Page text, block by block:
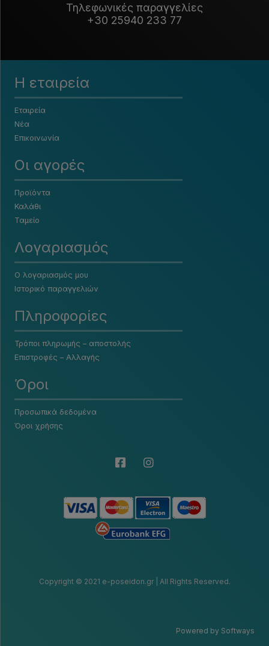
Τηλεφωνικές παραγγελίες
+30 25940 233 77
Η εταιρεία
Εταιρεία
Νέα
Επικοινωνία
Οι αγορές
Προϊόντα
Καλάθι
Ταμείο
Λογαριασμός
Ο λογαριασμός μου
Ιστορικό παραγγελιών
Πληροφορίες
Τρόποι πληρωμής – αποστολής
Επιστροφές – Αλλαγής
Όροι
Προσωπικά δεδομένα
Όροι χρήσης
Copyright © 2021 e-poseidon.gr | All Rights Reserved.
Powered by Softways